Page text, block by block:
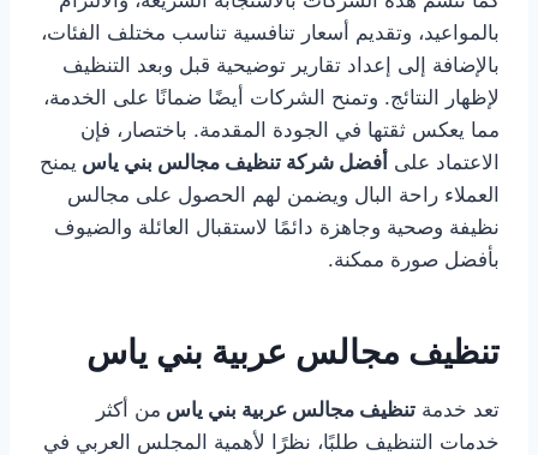
بالمواعيد، وتقديم أسعار تنافسية تناسب مختلف الفئات،
بالإضافة إلى إعداد تقارير توضيحية قبل وبعد التنظيف
لإظهار النتائج. وتمنح الشركات أيضًا ضمانًا على الخدمة،
مما يعكس ثقتها في الجودة المقدمة. باختصار، فإن
الاعتماد على أفضل شركة تنظيف مجالس بني ياس يمنح
العملاء راحة البال ويضمن لهم الحصول على مجالس
نظيفة وصحية وجاهزة دائمًا لاستقبال العائلة والضيوف
بأفضل صورة ممكنة.
تنظيف مجالس عربية بني ياس
تعد خدمة تنظيف مجالس عربية بني ياس من أكثر
خدمات التنظيف طلبًا، نظرًا لأهمية المجلس العربي في